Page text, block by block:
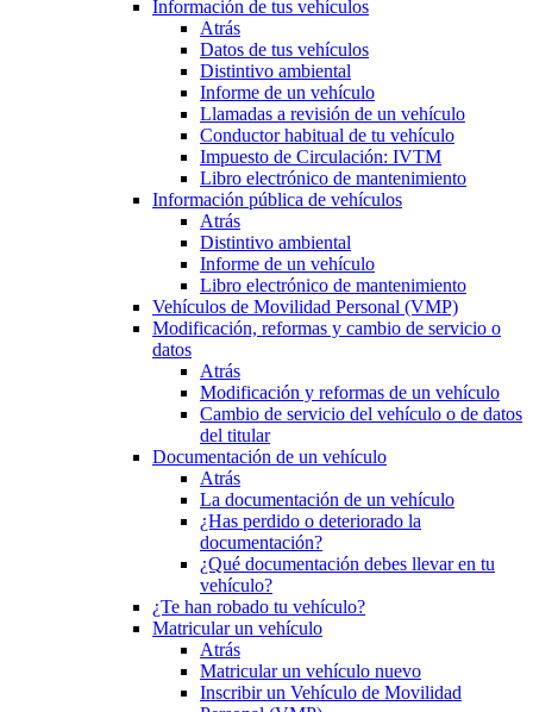
Información de tus vehículos
Atrás
Datos de tus vehículos
Distintivo ambiental
Informe de un vehículo
Llamadas a revisión de un vehículo
Conductor habitual de tu vehículo
Impuesto de Circulación: IVTM
Libro electrónico de mantenimiento
Información pública de vehículos
Atrás
Distintivo ambiental
Informe de un vehículo
Libro electrónico de mantenimiento
Vehículos de Movilidad Personal (VMP)
Modificación, reformas y cambio de servicio o
datos
Atrás
Modificación y reformas de un vehículo
Cambio de servicio del vehículo o de datos
del titular
Documentación de un vehículo
Atrás
La documentación de un vehículo
¿Has perdido o deteriorado la
documentación?
¿Qué documentación debes llevar en tu
vehículo?
¿Te han robado tu vehículo?
Matricular un vehículo
Atrás
Matricular un vehículo nuevo
Inscribir un Vehículo de Movilidad